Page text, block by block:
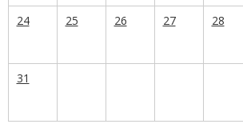
24 25 26 27 28
31